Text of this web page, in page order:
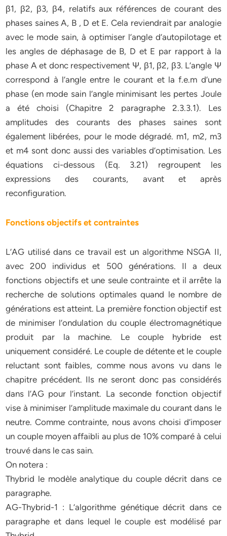
β1, β2, β3, β4, relatifs aux références de courant des
phases saines A, B , D et E. Cela reviendrait par analogie
avec le mode sain, à optimiser l’angle d’autopilotage et
les angles de déphasage de B, D et E par rapport à la
phase A et donc respectivement Ψ, β1, β2, β3. L’angle Ψ
correspond à l’angle entre le courant et la f.e.m d’une
phase (en mode sain l’angle minimisant les pertes Joule
a été choisi (Chapitre 2 paragraphe 2.3.3.1). Les
amplitudes des courants des phases saines sont
également libérées, pour le mode dégradé. m1, m2, m3
et m4 sont donc aussi des variables d’optimisation. Les
équations ci-dessous (Eq. 3.21) regroupent les
expressions des courants, avant et après
reconfiguration.
Fonctions objectifs et contraintes
L’AG utilisé dans ce travail est un algorithme NSGA II,
avec 200 individus et 500 générations. Il a deux
fonctions objectifs et une seule contrainte et il arrête la
recherche de solutions optimales quand le nombre de
générations est atteint. La première fonction objectif est
de minimiser l’ondulation du couple électromagnétique
produit par la machine. Le couple hybride est
uniquement considéré. Le couple de détente et le couple
reluctant sont faibles, comme nous avons vu dans le
chapitre précédent. Ils ne seront donc pas considérés
dans l’AG pour l’instant. La seconde fonction objectif
vise à minimiser l’amplitude maximale du courant dans le
neutre. Comme contrainte, nous avons choisi d’imposer
un couple moyen affaibli au plus de 10% comparé à celui
trouvé dans le cas sain.
On notera :
Thybrid le modèle analytique du couple décrit dans ce
paragraphe.
AG-Thybrid-1 : L’algorithme génétique décrit dans ce
paragraphe et dans lequel le couple est modélisé par